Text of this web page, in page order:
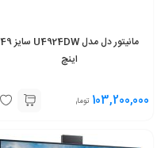
مانیتور دل مدل U4924DW سایز 49
اینچ
103,200,000 تومان